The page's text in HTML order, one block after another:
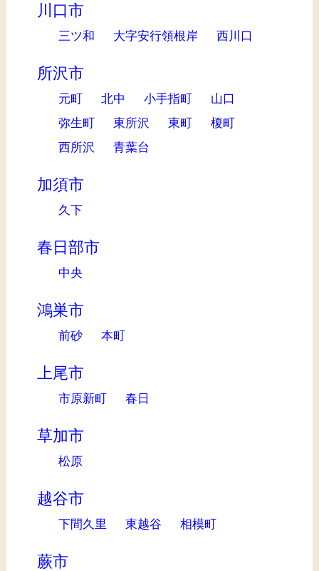
川口市
三ツ和 大字安行領根岸 西川口
所沢市
元町 北中 小手指町
山口
弥生町
東所沢 東町
榎町
西所沢
青葉台
加須市
久下
春日部市
中央
鴻巣市
前砂 本町
上尾市
市原新町 春日
草加市
松原
越谷市
下間久里 東越谷 相模町
蕨市